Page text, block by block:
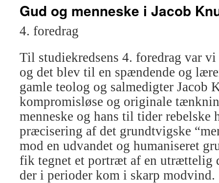
Gud og menneske i Jacob
4. foredrag
Til studiekredsens 4. foredrag var vi
og det blev til en spændende og
gamle teolog og salmedigter Jacob
kompromisløse og originale
menneske og hans til tider rebelske
præcisering af det grundtvigske
mod en udvandet og humaniseret
fik tegnet et portræt af en utrættelig
der i perioder kom i skarp modvind.